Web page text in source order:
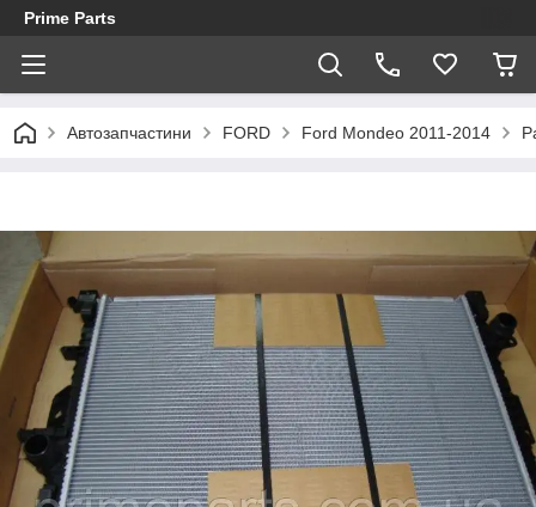
Prime Parts
Автозапчастини FORD Ford Mondeo 2011-2014